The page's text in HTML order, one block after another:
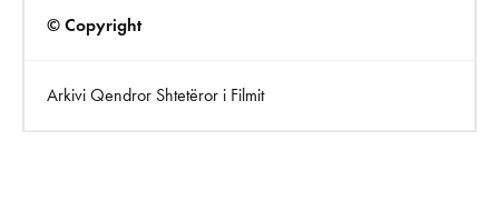
© Copyright
Arkivi Qendror Shtetëror i Filmit